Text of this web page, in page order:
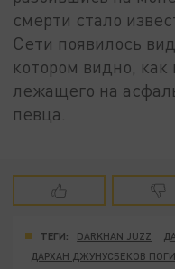
смерти стало
Сети появилось
котором видно,
лежащего на
певца.
ТЕГИ: DARKHAN JUZZ
ДАРХАН ДЖУНУСБЕКОВ